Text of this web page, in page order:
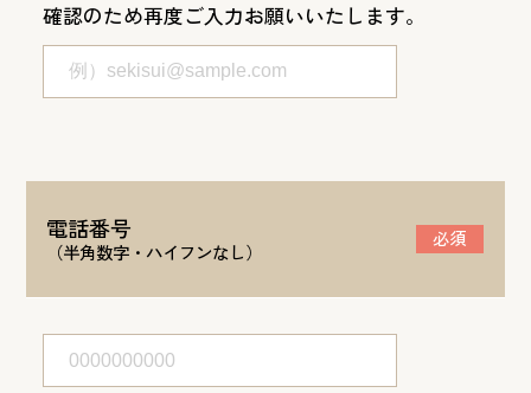
確認のため再度ご入力お願いいたします。
電話番号
（半角数字・ハイフンなし）
必須